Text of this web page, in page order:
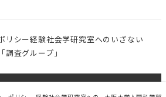
リシー経験社会学研究室へのいざない
調査グループ」